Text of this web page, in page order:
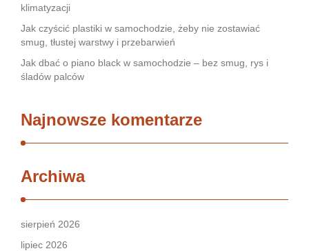
klimatyzacji
Jak czyścić plastiki w samochodzie, żeby nie zostawiać
smug, tłustej warstwy i przebarwień
Jak dbać o piano black w samochodzie – bez smug, rys i
śladów palców
Najnowsze komentarze
Archiwa
sierpień 2026
lipiec 2026